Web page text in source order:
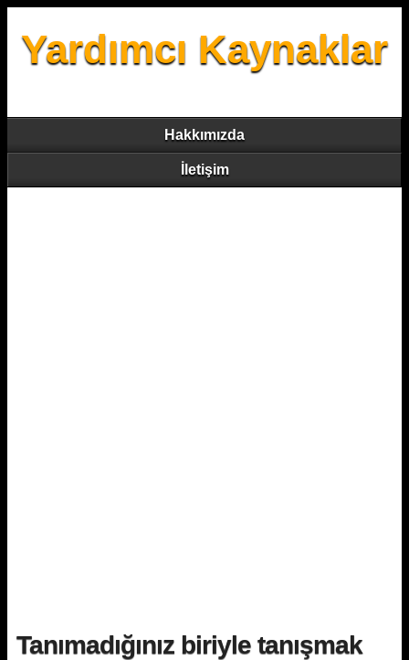
Yardımcı Kaynaklar
Hakkımızda
İletişim
Tanımadığınız biriyle tanışmak